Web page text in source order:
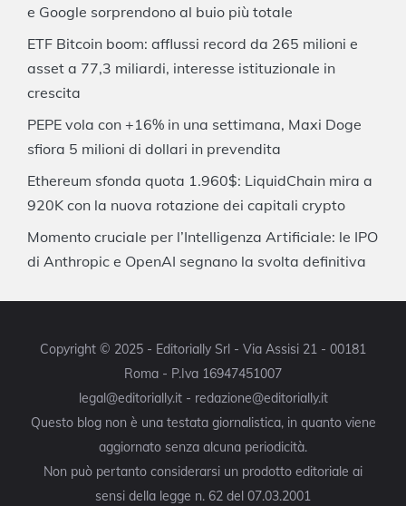
e Google sorprendono al buio più totale
ETF Bitcoin boom: afflussi record da 265 milioni e
asset a 77,3 miliardi, interesse istituzionale in
crescita
PEPE vola con +16% in una settimana, Maxi Doge
sfiora 5 milioni di dollari in prevendita
Ethereum sfonda quota 1.960$: LiquidChain mira a
920K con la nuova rotazione dei capitali crypto
Momento cruciale per l’Intelligenza Artificiale: le IPO
di Anthropic e OpenAI segnano la svolta definitiva
Copyright © 2025 - Editorially Srl - Via Assisi 21 - 00181
Roma - P.Iva 16947451007
legal@editorially.it - redazione@editorially.it
Questo blog non è una testata giornalistica, in quanto viene
aggiornato senza alcuna periodicità.
Non può pertanto considerarsi un prodotto editoriale ai
sensi della legge n. 62 del 07.03.2001